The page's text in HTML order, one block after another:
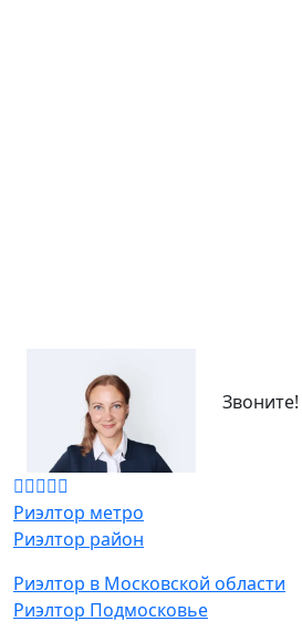
Звоните!
Риэлтор метро
Риэлтор район
Риэлтор в Московской области
Риэлтор Подмосковье